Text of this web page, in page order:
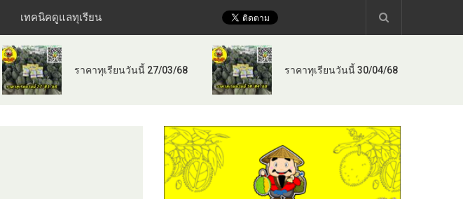
เทคนิคดูแลทุเรียน
ราคาทุเรียนวันนี้ 27/03/68 ราคาทุเรียนวันนี้ 30/04/68